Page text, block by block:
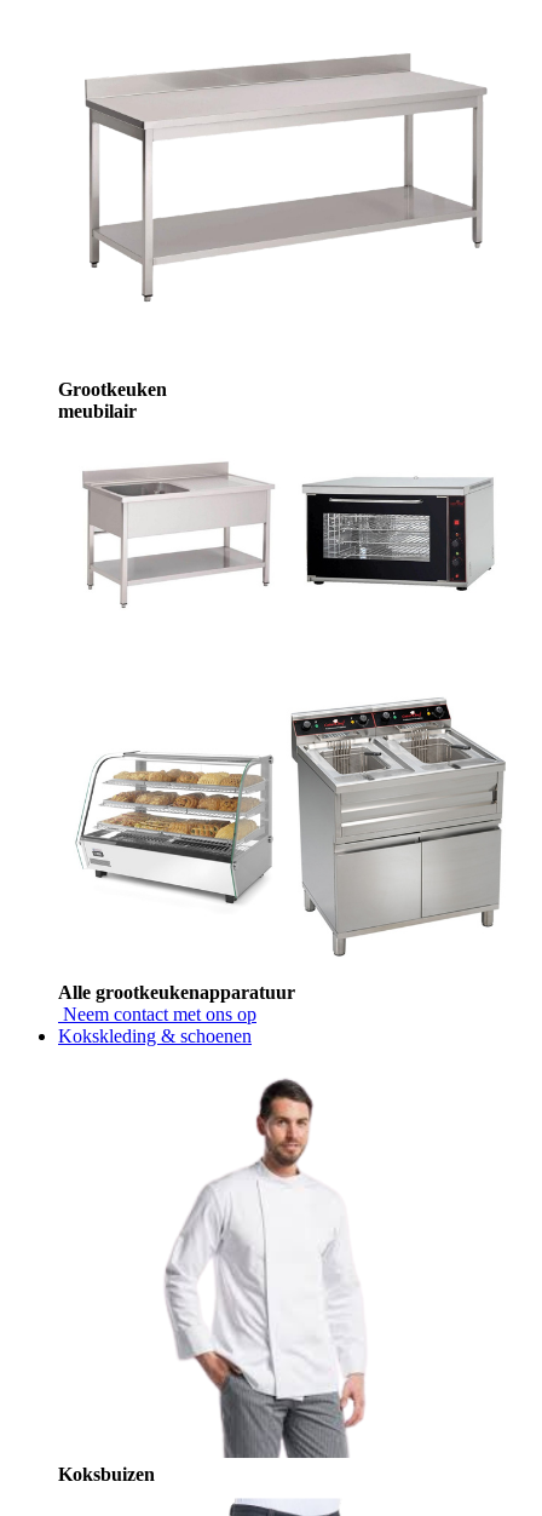
Grootkeuken
meubilair
Alle grootkeukenapparatuur
Neem contact met ons op
Kokskleding & schoenen
Koksbuizen